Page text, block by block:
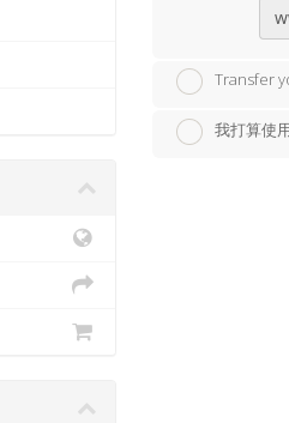
Transfer
我打算使